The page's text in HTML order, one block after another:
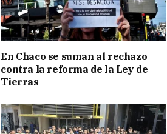
En Chaco se suman al rechazo
contra la reforma de la Ley de
Tierras